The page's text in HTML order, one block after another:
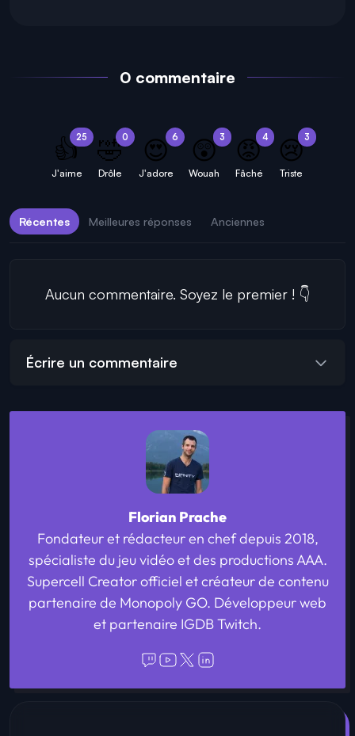
0 commentaire
25
👍
J'aime
0
🤣
Drôle
6
😍
J'adore
3
😲
Wouah
4
😡
Fâché
3
😢
Triste
Récentes Meilleures réponses Anciennes
Aucun commentaire. Soyez le premier ! 👇
Écrire un commentaire
Florian Prache
Fondateur et rédacteur en chef depuis 2018,
spécialiste du jeu vidéo et des productions AAA.
Supercell Creator officiel et créateur de contenu
partenaire de Monopoly GO. Développeur web
et partenaire IGDB Twitch.